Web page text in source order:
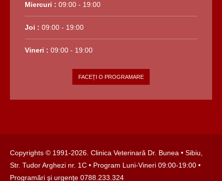
Miercuri : 09:00 - 19:00
Joi : 09:00 - 19:00
Vineri : 09:00 - 19:00
FACEȚI O PROGRAMARE
Copyrights © 1991-2026. Clinica Veterinară Dr. Bunea • Sibiu,
Str. Tudor Arghezi nr. 1C • Program Luni-Vineri 09:00-19:00 •
Programări şi urgenţe 0788.233.324